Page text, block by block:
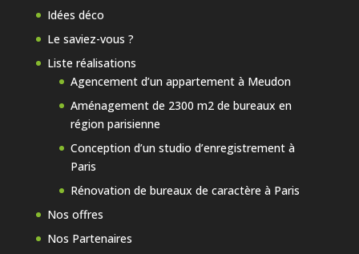
Idées déco
Le saviez-vous ?
Liste réalisations
Agencement d’un appartement à Meudon
Aménagement de 2300 m2 de bureaux en
région parisienne
Conception d’un studio d’enregistrement à
Paris
Rénovation de bureaux de caractère à Paris
Nos offres
Nos Partenaires